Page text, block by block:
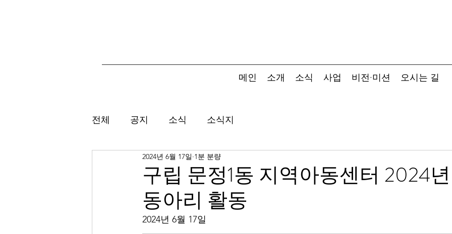
메인 소개 소식 사업 비전·미션 오시는 길
전체 공지 소식 소식지
구립 문정1동 지역아동센터 2024년
동아리 활동
2024년 6월 17일 1분 분량
2024년 6월 17일